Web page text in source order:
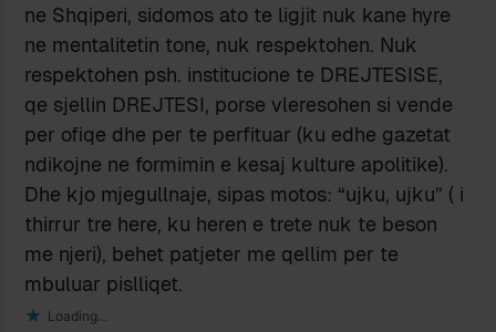
ne Shqiperi, sidomos ato te ligjit nuk kane hyre
ne mentalitetin tone, nuk respektohen. Nuk
respektohen psh. institucione te DREJTESISE,
qe sjellin DREJTESI, porse vleresohen si vende
per ofiqe dhe per te perfituar (ku edhe gazetat
ndikojne ne formimin e kesaj kulture apolitike).
Dhe kjo mjegullnaje, sipas motos: “ujku, ujku” ( i
thirrur tre here, ku heren e trete nuk te beson
me njeri), behet patjeter me qellim per te
mbuluar pislliqet.
Loading...